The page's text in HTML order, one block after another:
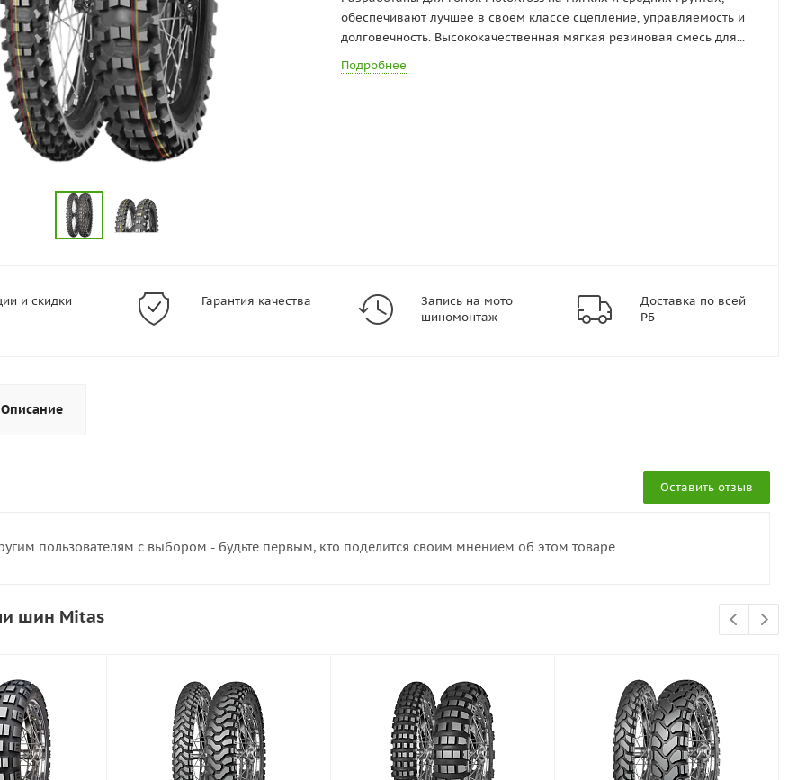
обеспечивают лучшее в своем классе сцепление, управляемость и
долговечность. Высококачественная мягкая резиновая смесь для...
Подробнее
и скидки Гарантия качества
Запись на мото
шиномонтаж
Доставка по всей
РБ
Описание
Оставить отзыв
пользователям с выбором - будьте первым, кто поделится своим мнением об этом товаре
шин Mitas